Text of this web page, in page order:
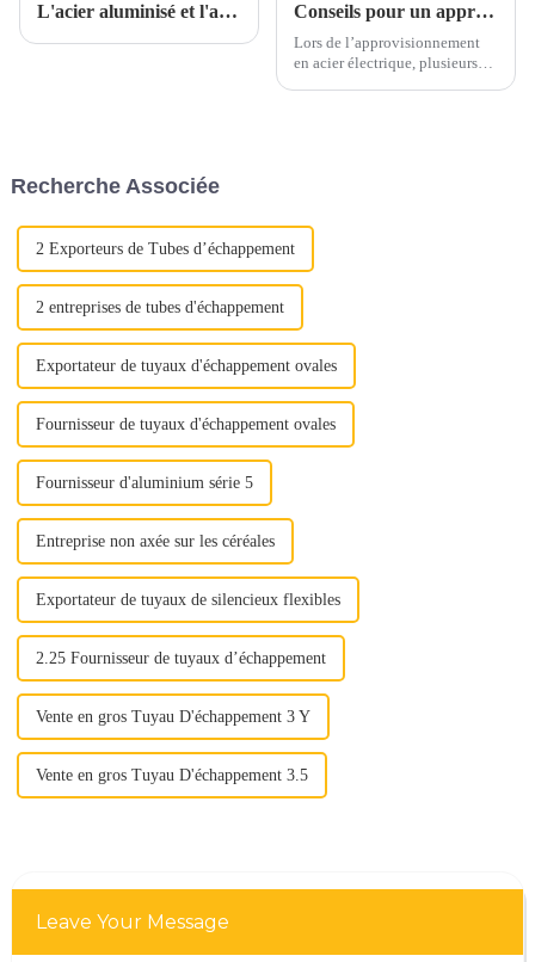
L'acier aluminisé et l'acier inoxydable aluminisé sont-ils parents ? Conseils pour un approvisionnement en acier électrique en toute confiance
Lors de l’approvisionnement
en acier électrique, plusieurs
Recherche Associée
2 Exporteurs de Tubes d’échappement
2 entreprises de tubes d'échappement
Exportateur de tuyaux d'échappement ovales
Fournisseur de tuyaux d'échappement ovales
Fournisseur d'aluminium série 5
Entreprise non axée sur les céréales
Exportateur de tuyaux de silencieux flexibles
2.25 Fournisseur de tuyaux d’échappement
Vente en gros Tuyau D'échappement 3 Y
Vente en gros Tuyau D'échappement 3.5
Leave Your Message